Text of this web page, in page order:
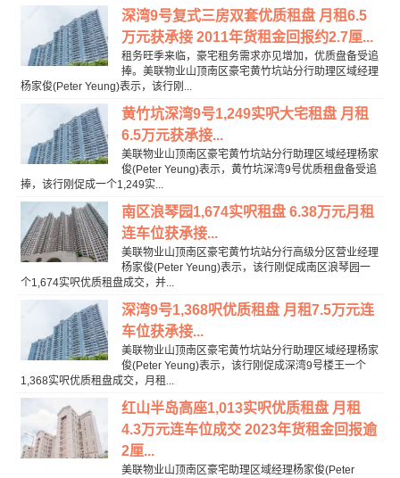
深湾9号复式三房双套优质租盘 月租6.5
万元获承接 2011年货租金回报约2.7厘...
租务旺季来临，豪宅租务需求亦见增加，优质盘备受追
捧。美联物业山顶南区豪宅黄竹坑站分行助理区域经理
杨家俊(Peter Yeung)表示，该行刚...
黄竹坑深湾9号1,249实呎大宅租盘 月租
6.5万元获承接...
美联物业山顶南区豪宅黄竹坑站分行助理区域经理杨家
俊(Peter Yeung)表示，黄竹坑深湾9号优质租盘备受追
捧，该行刚促成一个1,249实...
南区浪琴园1,674实呎租盘 6.38万元月租
连车位获承接...
美联物业山顶南区豪宅黄竹坑站分行高级分区营业经理
杨家俊(Peter Yeung)表示，该行刚促成南区浪琴园一
个1,674实呎优质租盘成交，并...
深湾9号1,368呎优质租盘 月租7.5万元连
车位获承接...
美联物业山顶南区豪宅黄竹坑站分行助理区域经理杨家
俊(Peter Yeung)表示，该行刚促成深湾9号楼王一个
1,368实呎优质租盘成交，月租...
红山半岛高座1,013实呎优质租盘 月租
4.3万元连车位成交 2023年货租金回报逾
2厘...
美联物业山顶南区豪宅助理区域经理杨家俊(Peter